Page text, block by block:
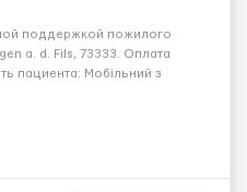
поддержкой пожилого
a. d. Fils, 73333. Оплата
пациента: Мобільний з
уход: Спить не